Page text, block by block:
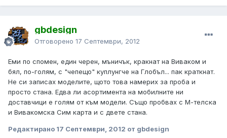
gbdesign
Отговорено 17 Септември, 2012
Еми по спомен, един черен, мъничък, кракнат на Виваком и
бял, по-голям, с "чепещо" куплунгче на Глобъл... пак краткнат.
Не си записах моделите, щото това намерих за проба и
просто стана. Едва ли асортимента на мобилните ни
доставчици е голям от към модели. Също пробвах с М-телска
и Вивакомска Сим карта и с двете стана.
Редактирано 17 Септември, 2012 от gbdesign